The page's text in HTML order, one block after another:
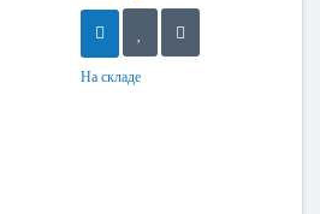
На складе